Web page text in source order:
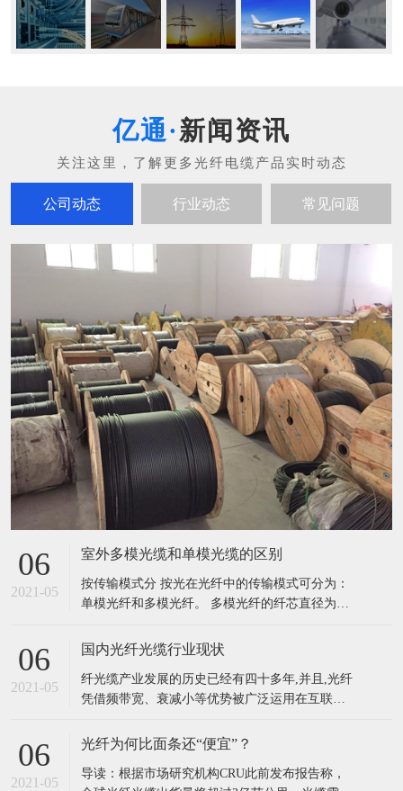
新闻资讯
公司动态 行业动态 常见问题
06
2021-05
室外多模光缆和单模光缆的区别
按传输模式分 按光在光纤中的传输模式可分为：
单模光纤和多模光纤。 多模光纤的纤芯直径为
直径为8.3μm，包层外直径125μm。光纤的工作波
纤损耗一般是随波长加长而减小，0.85
06
2021-05
国内光纤光缆行业现状
纤光缆产业发展的历史已经有四十多年,并且,光纤
凭借频带宽、衰减小等优势被广泛运用在互联
网络信息都使用光纤光缆进行传输,光纤已经成为
产业的发展对我国的信息化建设有着重要意义。
06
2021-05
光纤为何比面条还“便宜”？
导读：根据市场研究机构CRU此前发布报告称，